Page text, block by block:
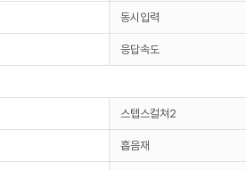
동시입력
응답속도
스텝스컬쳐2
흡음재